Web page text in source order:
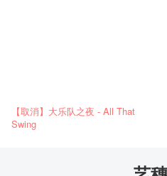
【取消】大乐队之夜 - All That
Swing